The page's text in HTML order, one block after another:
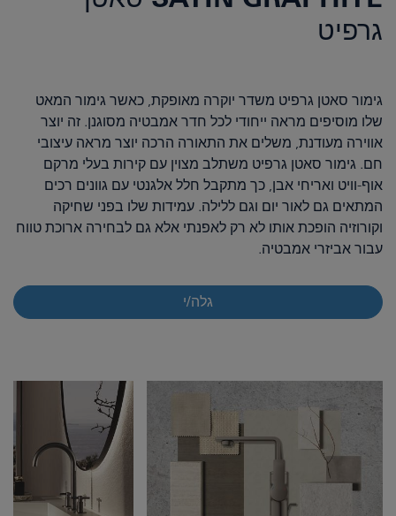
גרפיט
גימור סאטן גרפיט משדר יוקרה מאופקת, כאשר גימור המאט
שלו מוסיפים מראה ייחודי לכל חדר אמבטיה מסוגנן. זה יוצר
אווירה מעודנת, משלים את התאורה הרכה יוצר מראה עיצובי
חם. גימור סאטן גרפיט משתלב מצוין עם קירות בעלי מרקם
אוף-וויט ואריחי אבן, כך מתקבל חלל אלגנטי עם גוונים רכים
המתאים גם לאור יום וגם ללילה. עמידות שלו בפני שחיקה
וקורוזיה הופכת אותו לא רק לאפנתי אלא גם לבחירה ארוכת טווח
עבור אביזרי אמבטיה.
גלה/י